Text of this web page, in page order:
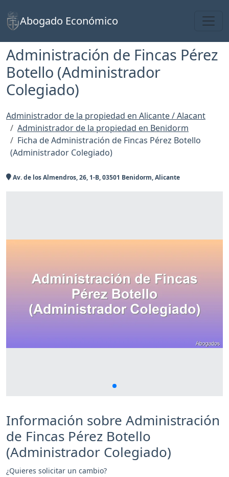
Abogado Económico
Administración de Fincas Pérez
Botello (Administrador
Colegiado)
Administrador de la propiedad en Alicante / Alacant
Administrador de la propiedad en Benidorm
Ficha de Administración de Fincas Pérez Botello
(Administrador Colegiado)
Av. de los Almendros, 26, 1-B, 03501 Benidorm, Alicante
Información sobre Administración
de Fincas Pérez Botello
(Administrador Colegiado)
¿Quieres solicitar un cambio?